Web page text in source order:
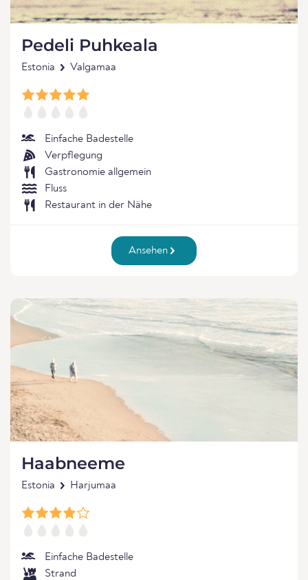
Pedeli Puhkeala
Estonia Valgamaa
Einfache Badestelle
Verpflegung
Gastronomie allgemein
Fluss
Restaurant in der Nähe
Ansehen
Haabneeme
Estonia Harjumaa
Einfache Badestelle
Strand